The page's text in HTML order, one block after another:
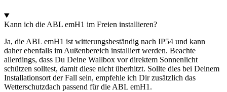
Kann ich die ABL emH1 im Freien installieren?
Ja, die ABL emH1 ist witterungsbeständig nach IP54 und kann
daher ebenfalls im Außenbereich installiert werden. Beachte
allerdings, dass Du Deine Wallbox vor direktem Sonnenlicht
schützen solltest, damit diese nicht überhitzt. Sollte dies bei Deinem
Installationsort der Fall sein, empfehle ich Dir zusätzlich das
Wetterschutzdach passend für die ABL emH1.